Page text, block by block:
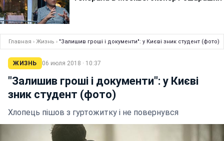
Главная › Жизнь › "Залишив гроші і документи": у Києві зник студент (фото)
ЖИЗНЬ 06 июля 2018 · 10:37
"Залишив гроші і документи": у Києві
зник студент (фото)
Хлопець пішов з гуртожитку і не повернувся